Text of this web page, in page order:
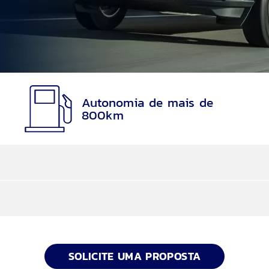
Autonomia de mais de
800km
Escorregadio, Eco, Sport e Rebocar/Transp
parcelas são reduzidas e, no final, você utiliza o seu
SOLICITE UMA PROPOSTA